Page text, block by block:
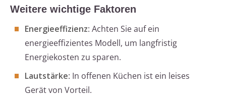
Weitere wichtige Faktoren
Energieeffizienz: Achten Sie auf ein
energieeffizientes Modell, um langfristig
Energiekosten zu sparen.
Lautstärke: In offenen Küchen ist ein leises
Gerät von Vorteil.